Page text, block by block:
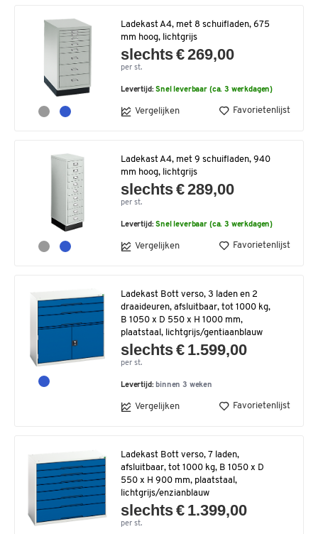
Ladekast A4, met 8 schuifladen, 675
mm hoog, lichtgrijs
slechts € 269,00
per st.
Levertijd:Snel leverbaar (ca. 3 werkdagen)
Vergelijken Favorietenlijst
Ladekast A4, met 9 schuifladen, 940
mm hoog, lichtgrijs
slechts € 289,00
per st.
Levertijd:Snel leverbaar (ca. 3 werkdagen)
Vergelijken Favorietenlijst
Ladekast Bott verso, 3 laden en 2
draaideuren, afsluitbaar, tot 1000 kg,
B 1050 x D 550 x H 1000 mm,
plaatstaal, lichtgrijs/gentiaanblauw
slechts € 1.599,00
per st.
Levertijd: binnen 3 weken
Vergelijken Favorietenlijst
Ladekast Bott verso, 7 laden,
afsluitbaar, tot 1000 kg, B 1050 x D
550 x H 900 mm, plaatstaal,
lichtgrijs/enzianblauw
slechts € 1.399,00
per st.